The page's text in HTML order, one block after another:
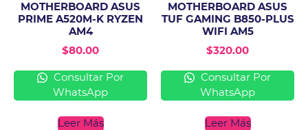
MOTHERBOARD ASUS
PRIME A520M-K RYZEN
AM4
$80.00
Consultar Por
WhatsApp
Leer Más
MOTHERBOARD ASUS
TUF GAMING B850-PLUS
WIFI AM5
$320.00
Consultar Por
WhatsApp
Leer Más